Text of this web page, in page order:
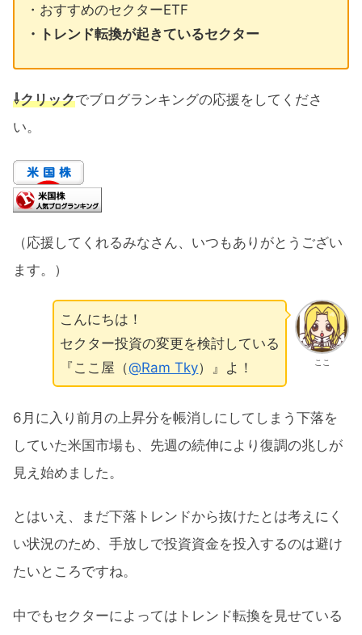
・おすすめのセクターETF
・トレンド転換が起きているセクター
⇩クリックでブログランキングの応援をしてくださ
い。
（応援してくれるみなさん、いつもありがとうござい
ます。）
ここ
こんにちは！
セクター投資の変更を検討している
『ここ屋（@Ram Tky）』よ！
6月に入り前月の上昇分を帳消しにしてしまう下落を
していた米国市場も、先週の続伸により復調の兆しが
見え始めました。
とはいえ、まだ下落トレンドから抜けたとは考えにく
い状況のため、手放しで投資資金を投入するのは避け
たいところですね。
中でもセクターによってはトレンド転換を見せている